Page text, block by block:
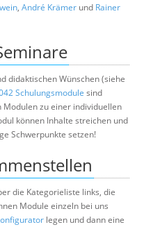
, André Krämer und Rainer
didaktischen Wünschen (siehe
Schulungsmodule sind
zu einer individuellen
können Inhalte streichen und
Schwerpunkte setzen!
die Kategorieliste links, die
Module einzeln bei uns
legen und dann eine